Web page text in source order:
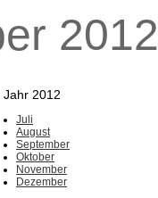
2012
Jahr 2012
Juli
August
September
Oktober
November
Dezember